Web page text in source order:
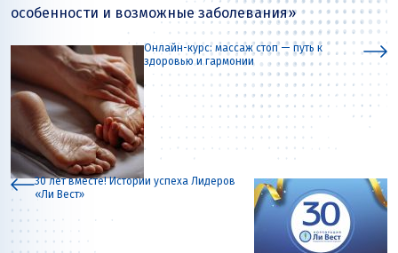
особенности и возможные заболевания»
30 лет вместе! Истории успеха Лидеров
«Ли Вест»
Онлайн-курс: массаж стоп — путь к
здоровью и гармонии